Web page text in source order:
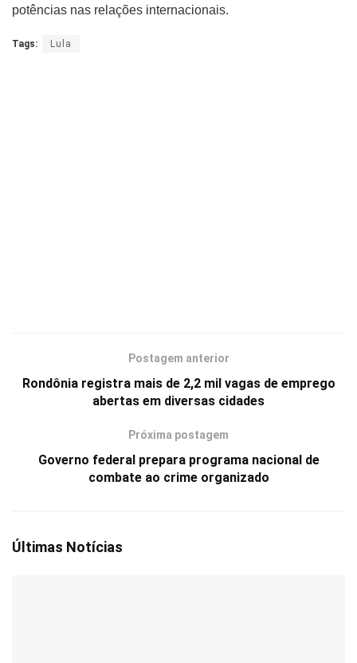
potências nas relações internacionais.
Tags: Lula
Postagem anterior
Rondônia registra mais de 2,2 mil vagas de emprego
abertas em diversas cidades
Próxima postagem
Governo federal prepara programa nacional de
combate ao crime organizado
Últimas Notícias